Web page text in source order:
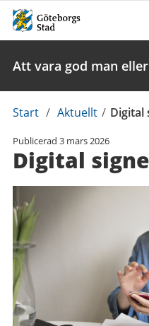
Att vara god man
Du
här:
Start / Aktuellt / Digital
Publicerad 3 mars 2026
Digital